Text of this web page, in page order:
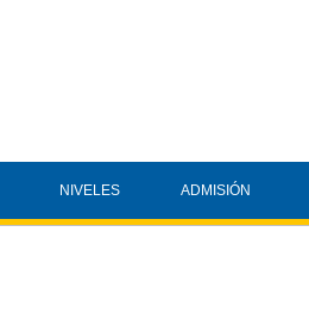
NIVELES ADMISIÓN